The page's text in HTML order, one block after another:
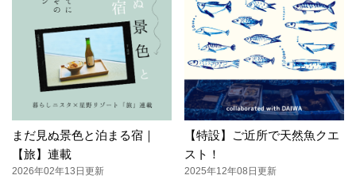
まだ見ぬ景色と泊まる宿｜
【旅】連載
2026年02年13日更新
【特設】ご近所で天然魚クエ
スト！
2025年12年08日更新